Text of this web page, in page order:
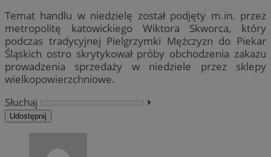
Temat handlu w niedzielę został podjęty m.in. przez
metropolitę katowickiego Wiktora Skworca, który
podczas tradycyjnej Pielgrzymki Mężczyzn do Piekar
Śląskich ostro skrytykował próby obchodzenia zakazu
prowadzenia sprzedaży w niedziele przez sklepy
wielkopowierzchniowe.
Słuchaj
⏵︎
Udostępnij